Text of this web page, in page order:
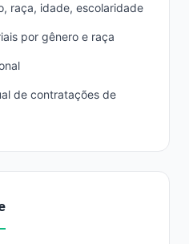
raça, idade, escolaridade
por gênero e raça
de contratações de